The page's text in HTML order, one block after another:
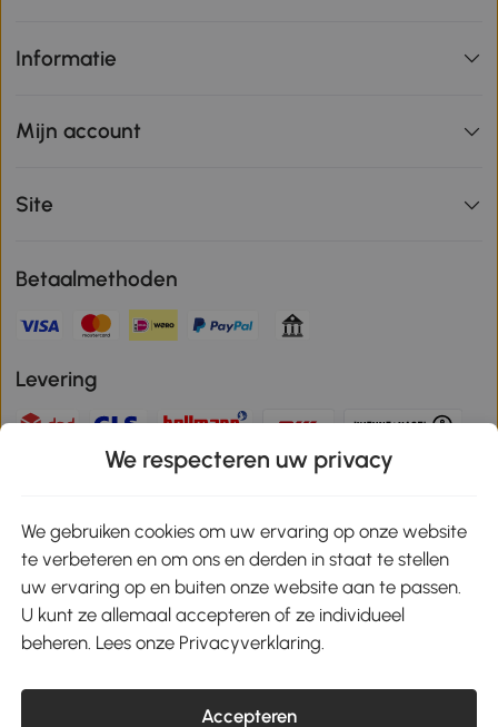
Informatie
Mijn account
Site
Betaalmethoden
Levering
Download de app en ontvang 10% korting!
Google Play
We respecteren uw privacy
We gebruiken cookies om uw ervaring op onze website
te verbeteren en om ons en derden in staat te stellen
uw ervaring op en buiten onze website aan te passen.
U kunt ze allemaal accepteren of ze individueel
beheren. Lees onze Privacyverklaring.
Accepteren